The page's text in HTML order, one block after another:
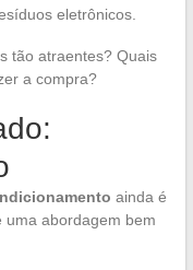
eletrônicos.
tão atraentes? Quais
a compra?
ainda é
uma abordagem bem